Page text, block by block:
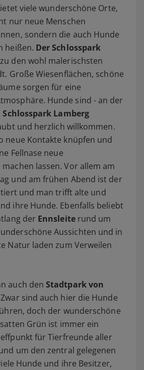
viele wunderschöne Orte,
nur neue Menschen
sondern die auch Hunde
heißen. Der Schlosspark
den wohl malerischsten
Große Wiesenflächen, schöne
sorgen für eine
Hunde sind - an der
Schlosspark Lamberg
und herzlich willkommen.
neue Kontakte knüpfen und
Fellnase neue
lassen. Vor allem am
und am frühen Abend ist der
und man trifft alte und
ihre Hunde. Ebenfalls beliebt
der Ennsleiterund um
Aussichten und in
Natur laden zum Verweilen
auch denStadtpark von
sind auch hier die Hunde
doch der wunderschöne
Grün ist immer ein
für Tierfreunde aller
um den zentral gelegenen
Hunde und ihre Besitzer,